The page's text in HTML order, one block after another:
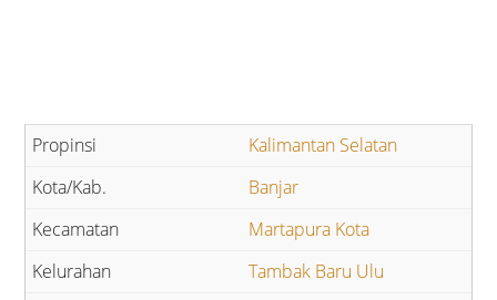
Kalimantan Selatan
Banjar
Martapura Kota
Tambak Baru Ulu